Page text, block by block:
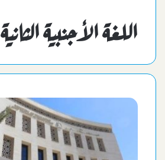
اللغة الأجنبية الثانية